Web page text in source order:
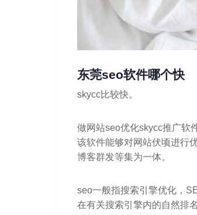
东莞seo软件哪个快
skycc比较快。
做网站seo优化skycc推广软
该软件能够对网站伏顷进行
博客群发等集为一体。
seo一般指搜索引擎优化，
在有关搜索引擎内的自然排